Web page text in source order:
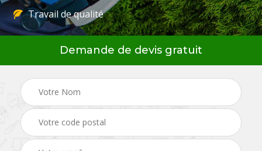
Travail de qualité
Demande de devis gratuit